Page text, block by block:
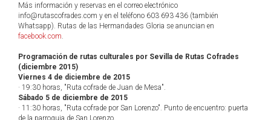
Más información y reservas en el correo electrónico
info@rutascofrades.com y en el teléfono 603 693 436 (también
Whatsapp). Rutas de las Hermandades Gloria se anuncian en
facebook.com.
Programación de rutas culturales por Sevilla de Rutas Cofrades
(diciembre 2015)
Viernes 4 de diciembre de 2015
· 19:30 horas, "Ruta cofrade de Juan de Mesa".
Sábado 5 de diciembre de 2015
· 11:30 horas, "Ruta cofrade por San Lorenzo". Punto de encuentro: puerta
de la parroquia de San Lorenzo.